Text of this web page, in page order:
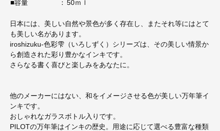
■容量
： 50ｍｌ
日本には、美しい自然や景色が多く存在し、またそれ等にはとて
も美しい名があります。
iroshizuku-色彩雫（いろしずく）シリーズは、その美しい情景か
ら創造された彩り豊かなインキです。
さらなる書く喜びと楽しみをあなたに。
他のメーカーにはない、和をイメージさせる色が美しい万年筆イ
ンキです。
おしゃれなガラスボトル入りです。
PILOTの万年筆はインキの歴史。用途に応じて選べる豊富な種類